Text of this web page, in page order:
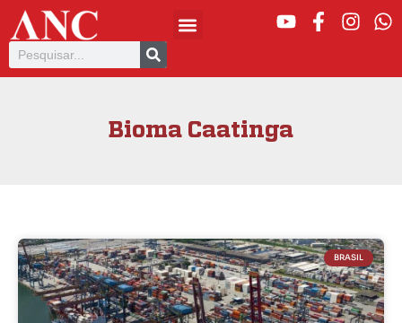
Bioma Caatinga
BRASIL